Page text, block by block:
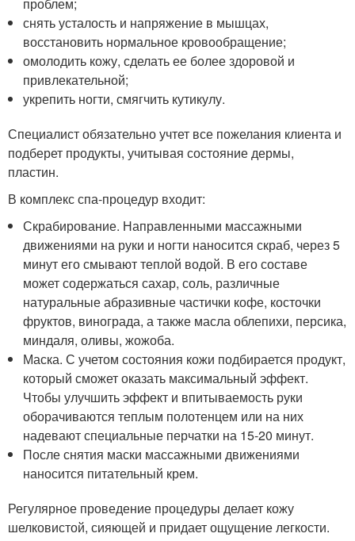
снять усталость и напряжение в мышцах,
восстановить нормальное кровообращение;
омолодить кожу, сделать ее более здоровой и
привлекательной;
укрепить ногти, смягчить кутикулу.
Специалист обязательно учтет все пожелания клиента и
подберет продукты, учитывая состояние дермы,
пластин.
В комплекс спа-процедур входит:
Скрабирование. Направленными массажными
движениями на руки и ногти наносится скраб, через 5
минут его смывают теплой водой. В его составе
может содержаться сахар, соль, различные
натуральные абразивные частички кофе, косточки
фруктов, винограда, а также масла облепихи, персика,
миндаля, оливы, жожоба.
Маска. С учетом состояния кожи подбирается продукт,
который сможет оказать максимальный эффект.
Чтобы улучшить эффект и впитываемость руки
оборачиваются теплым полотенцем или на них
надевают специальные перчатки на 15-20 минут.
После снятия маски массажными движениями
наносится питательный крем.
Регулярное проведение процедуры делает кожу
шелковистой, сияющей и придает ощущение легкости.